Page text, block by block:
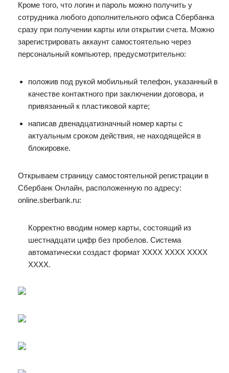
Кроме того, что логин и пароль можно получить у
сотрудника любого дополнительного офиса Сбербанка
сразу при получении карты или открытии счета. Можно
зарегистрировать аккаунт самостоятельно через
персональный компьютер, предусмотрительно:
положив под рукой мобильный телефон, указанный в
качестве контактного при заключении договора, и
привязанный к пластиковой карте;
написав двенадцатизначный номер карты с
актуальным сроком действия, не находящейся в
блокировке.
Открываем страницу самостоятельной регистрации в
Сбербанк Онлайн, расположенную по адресу:
online.sberbank.ru:
Корректно вводим номер карты, состоящий из
шестнадцати цифр без пробелов. Система
автоматически создаст формат ХХХХ ХХХХ ХХХХ
ХХХХ.